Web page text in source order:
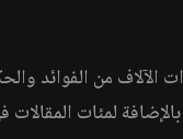
من الفوائد
بالإضافة لمئات